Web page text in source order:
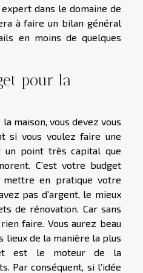
dans le domaine de
à faire un bilan général
en moins de quelques
pour la
maison, vous devez vous
si vous voulez faire une
un point très capital que
C’est votre budget
en pratique votre
pas d’argent, le mieux
de rénovation. Car sans
faire. Vous aurez beau
lieux de la manière la plus
est le moteur de la
Par conséquent, si l’idée